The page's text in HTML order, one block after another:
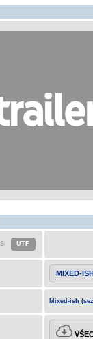
MIXED-
Mixed-ish